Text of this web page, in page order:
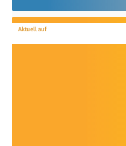
Aktuell auf